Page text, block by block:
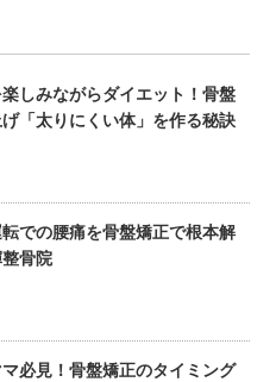
しみながらダイエット！骨盤
「太りにくい体」を作る秘訣
での腰痛を骨盤矯正で根本解
骨院
必見！骨盤矯正のタイミング